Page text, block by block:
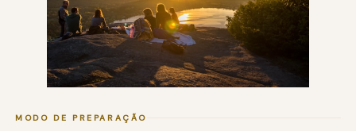
MODO DE PREPARAÇÃO